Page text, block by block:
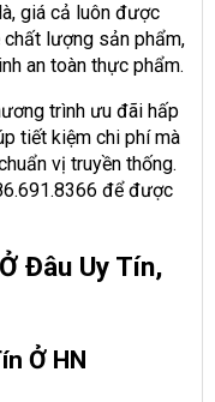
giá cả luôn được
lượng sản phẩm,
an toàn thực phẩm.
trình ưu đãi hấp
tiết kiệm chi phí mà
vị truyền thống.
để được
Đâu Uy Tín,
Ở HN